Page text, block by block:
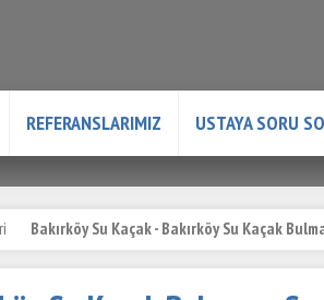
REFERANSLARIMIZ USTAYA SORU
Bakırköy Su Kaçak - Bakırköy Su Kaçak